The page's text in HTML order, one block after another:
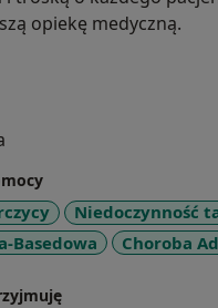
opiekę medyczną.
Niedoczynność
Basedowa
Choroba